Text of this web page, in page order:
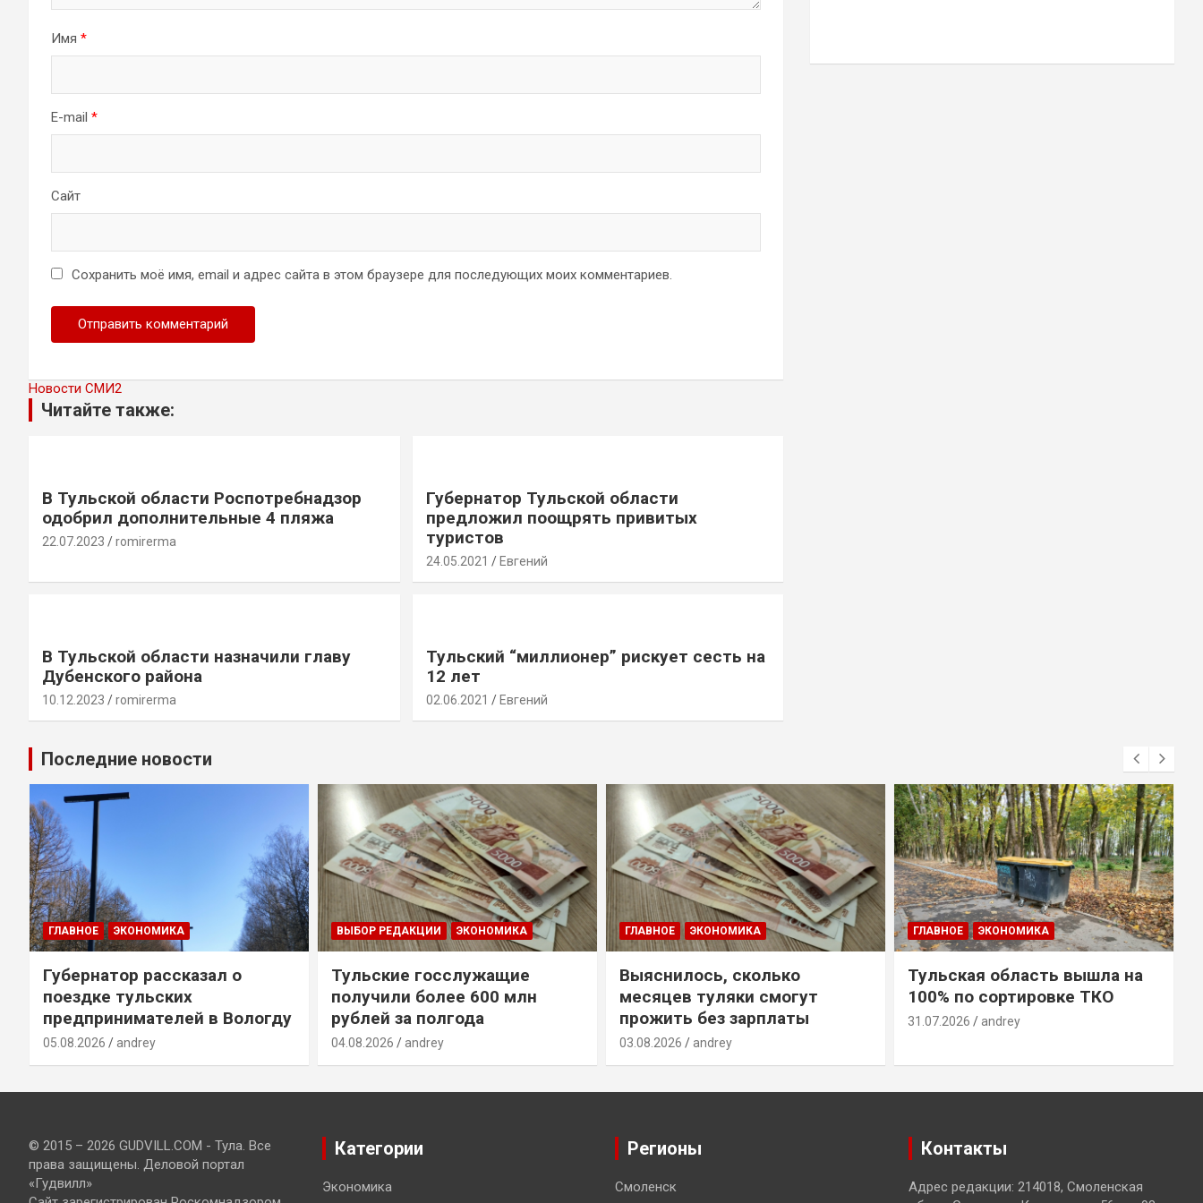
Имя *
E-mail *
Сайт
Сохранить моё имя, email и адрес сайта в этом браузере для последующих моих комментариев.
Новости СМИ2
Читайте также:
В Тульской области Роспотребнадзор
одобрил дополнительные 4 пляжа
22.07.2023 romirerma
Губернатор Тульской области
предложил поощрять привитых
туристов
24.05.2021 Евгений
В Тульской области назначили главу
Дубенского района
10.12.2023 romirerma
Тульский “миллионер” рискует сесть на
12 лет
02.06.2021 Евгений
Последние новости
ГЛАВНОЕ ЭКОНОМИКА
Губернатор рассказал о
поездке тульских
предпринимателей в Вологду
05.08.2026 andrey
ВЫБОР РЕДАКЦИИ ЭКОНОМИКА
Тульские госслужащие
получили более 600 млн
рублей за полгода
04.08.2026 andrey
ГЛАВНОЕ ЭКОНОМИКА
Выяснилось, сколько
месяцев туляки смогут
прожить без зарплаты
03.08.2026 andrey
ГЛАВНОЕ ЭКОНОМИКА
Тульская область вышла на
100% по сортировке ТКО
31.07.2026 andrey
© 2015 – 2026 GUDVILL.COM - Тула. Все
права защищены. Деловой портал
«Гудвилл»
Категории
Экономика
Регионы
Смоленск
Контакты
Адрес редакции: 214018, Смоленская